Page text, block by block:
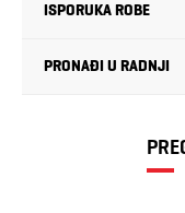
ISPORUKA ROBE
PRONAĐI U RADNJI